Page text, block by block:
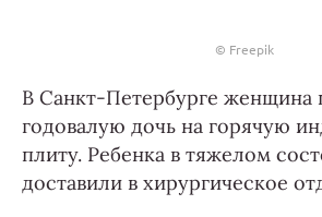
© Freepik
В Санкт-Петербурге женщина
годовалую дочь на горячую
плиту. Ребенка в тяжелом
доставили в хирургическое